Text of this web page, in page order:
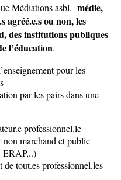
Médiations asbl, médie,
agréé.e.s ou non, les
des institutions publiques
l’éducation.
pour les
par les pairs dans une
professionnel.le
marchand et public
de tout.es professionnel.les